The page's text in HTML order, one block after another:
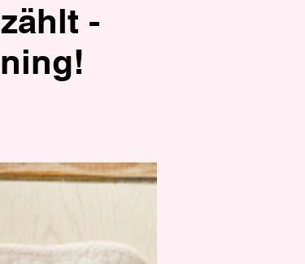
-